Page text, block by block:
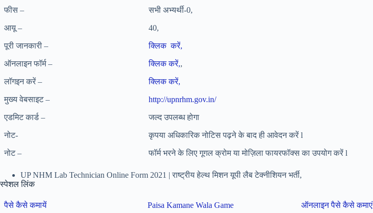
फीस – सभी अभ्यर्थी-0,
आयू – 40,
पूरी जानकारी – क्लिक करें,
ऑनलाइन फॉर्म – क्लिक करें,,
लॉगइन करें – क्लिक करें,
मुख्य वेबसाइट – http://upnrhm.gov.in/
एडमिट कार्ड – जल्द उपलब्ध होगा
नोट- कृपया अधिकारिक नोटिस पढ़ने के बाद ही आवेदन करें l
नोट – फॉर्म भरने के लिए गूगल क्रोम या मोज़िला फायरफॉक्स का उपयोग करें l
UP NHM Lab Technician Online Form 2021 | राष्ट्रीय हेल्थ मिशन यूपी लैब टेक्नीशियन भर्ती,
स्पेशल लिंक
पैसे कैसे कमायें Paisa Kamane Wala Game
ऑनलाइन पैसे कैसे कमाएं